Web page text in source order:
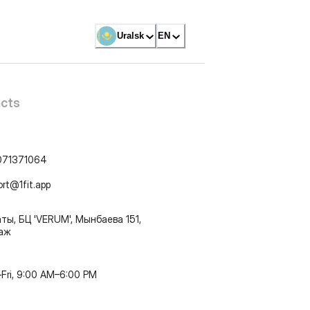
Uralsk EN
БЦ 'VERUM', Мынбаева 151,
9:00 AM–6:00 PM